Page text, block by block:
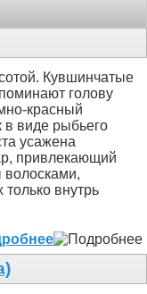
Кувшинчатые
голову
красный
в виде рыбьего
усажена
привлекающий
волосками,
внутрь